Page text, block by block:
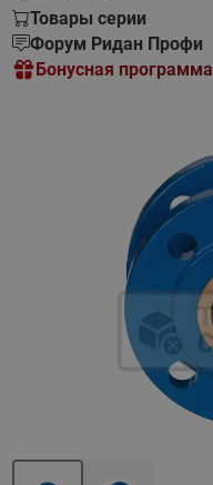
Товары серии
Форум Ридан Профи
Бонусная программа